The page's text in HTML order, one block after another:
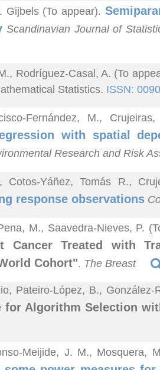
Gijbels (To appear).
Scandinavian Journal of
Rodríguez-Casal, A. (To
Statistics. ISSN:
Fernández, M.,
with spatial
Research and Risk
Cotos-Yáñez, Tomás R.,
response observations
M., Saavedra-Nieves, P.
Cancer Treated with
Cohort". The Breast
Pateiro-López, B.,
for Algorithm Selection
Meijide, J. M., Mosquera,